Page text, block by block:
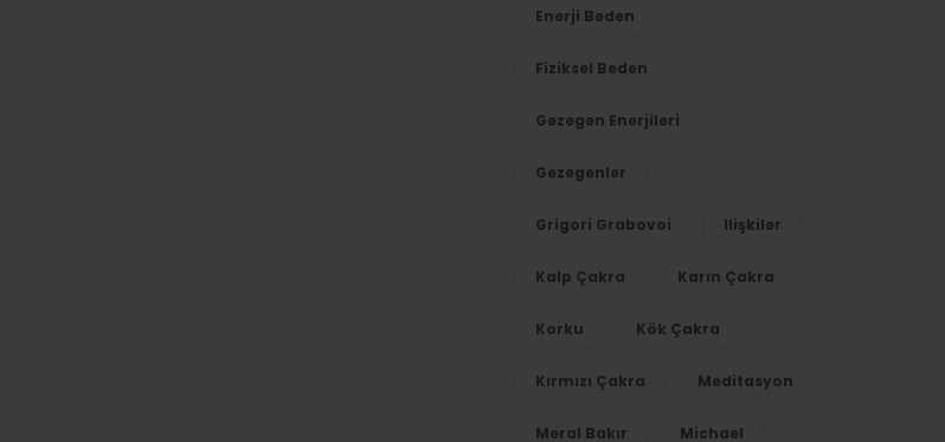
Enerji Beden
Fiziksel Beden
Gezegen Enerjileri
Gezegenler
Grigori Grabovoi Ilişkiler
Kalp Çakra Karın Çakra
Korku Kök Çakra
Kırmızı Çakra Meditasyon
Meral Bakır Michael